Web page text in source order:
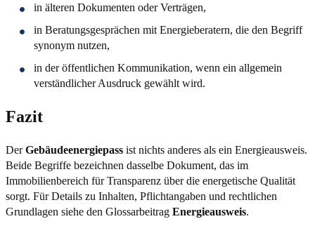
in älteren Dokumenten oder Verträgen,
in Beratungsgesprächen mit Energieberatern, die den Begriff
synonym nutzen,
in der öffentlichen Kommunikation, wenn ein allgemein
verständlicher Ausdruck gewählt wird.
Fazit
DerGebäudeenergiepass ist nichts anderes als ein Energieausweis.
Beide Begriffe bezeichnen dasselbe Dokument, das im
Immobilienbereich für Transparenz über die energetische Qualität
sorgt. Für Details zu Inhalten, Pflichtangaben und rechtlichen
Grundlagen siehe den Glossarbeitrag Energieausweis.